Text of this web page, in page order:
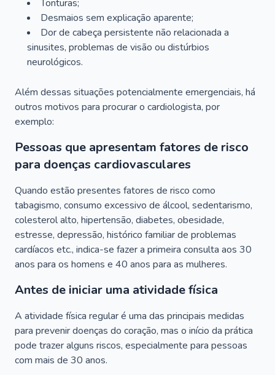
Tonturas;
Desmaios sem explicação aparente;
Dor de cabeça persistente não relacionada a
sinusites, problemas de visão ou distúrbios
neurológicos.
Além dessas situações potencialmente emergenciais, há
outros motivos para procurar o cardiologista, por
exemplo:
Pessoas que apresentam fatores de risco
para doenças cardiovasculares
Quando estão presentes fatores de risco como
tabagismo, consumo excessivo de álcool, sedentarismo,
colesterol alto, hipertensão, diabetes, obesidade,
estresse, depressão, histórico familiar de problemas
cardíacos etc., indica-se fazer a primeira consulta aos 30
anos para os homens e 40 anos para as mulheres.
Antes de iniciar uma atividade física
A atividade física regular é uma das principais medidas
para prevenir doenças do coração, mas o início da prática
pode trazer alguns riscos, especialmente para pessoas
com mais de 30 anos.